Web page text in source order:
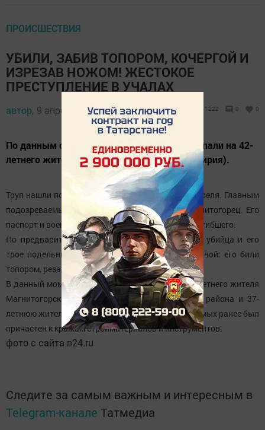
ПРОИСШЕСТВИЯ
УБИЛИ, ЗАБИВ ТОПОРОМ, КОЧЕРГОЙ И
ИЗРЕЗАВ НОЖОМ! ЖЕСТОКОЕ
ПРЕСТУПЛЕНИЕ В УЧАЛАХ
автор, 9 апреля 2017 - 06:11 1222 0 0
По данным сыщиков, как минимум трое напали на 42-
летнего жителя г. Учалы (республика Башкирия).
Труп нашли по месту проживания погибшего 2 апреля. Главным
подозреваемым в расправе стал 22-летний магнитогорец. Его
паспорт и военный билет нашли рядом с телом погибшего.
По предварительным данным, предполагаемый убийца и его
трое подельников жестоко расправились с жертвой: его били
топором, резали ножом и лупили кочергой.
В данный момент полицейские разыскивают 22-летнего жителя
Магнитогорска, 32-летнего жителя Учалинского района и 37-
летнюю жительницу Учалов. Один из подозреваемых ранее был
причастен к кражам стройматериалов и инструментов.
фото с сайта n24.ru
Следите за самым важным и интересным в
Telegram-канале Татмедиа